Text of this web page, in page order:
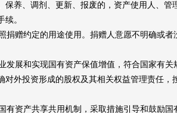
养、调剂、更新、报废的，资产使用人、管
。
捐赠约定的用途使用。捐赠人意愿不明确或者
发展和实现国有资产保值增值，符合国家有关
外投资形成的股权及其相关权益管理责任，
有资产共享共用机制，采取措施引导和鼓励国